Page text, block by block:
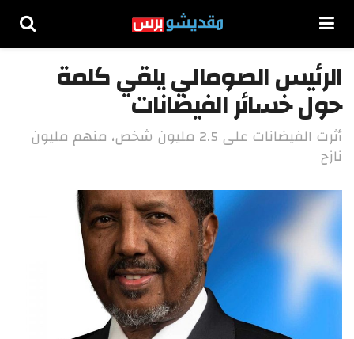
الرئيس الصومالي يلقي كلمة
حول خسائر الفيضانات
أثرت الفيضانات على 2.5 مليون شخص، منهم مليون
نازح